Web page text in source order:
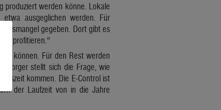
produziert werden könne. Lokale
etwa ausgeglichen werden. Für
gegeben. Dort gibt es
profitieren.“
können. Für den Rest werden
stellt sich die Frage, wie
kommen. Die E-Control ist
der Laufzeit von in die Jahre